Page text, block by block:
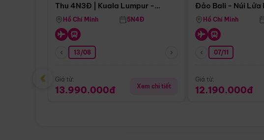
Thu 4N3Đ | Kuala Lumpur -
Malacca - Johor Baru -
Singapore
Hồ Chí Minh 5N4Đ
13/08
Giá từ:
13.990.000đ Xem chi tiết
Đảo Bali - Núi Lửa
Penglipuran
Hồ Chí Minh
07/11
Giá từ:
12.190.000đ
‹